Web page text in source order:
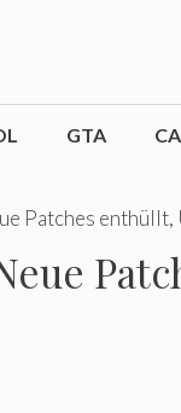
GTA
Patches